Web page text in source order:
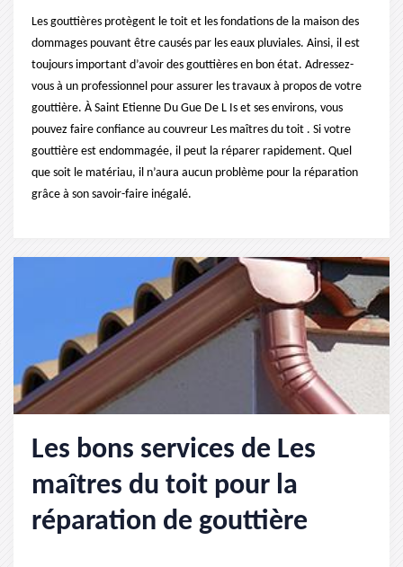
Les gouttières protègent le toit et les fondations de la maison des
dommages pouvant être causés par les eaux pluviales. Ainsi, il est
toujours important d’avoir des gouttières en bon état. Adressez-
vous à un professionnel pour assurer les travaux à propos de votre
gouttière. À Saint Etienne Du Gue De L Is et ses environs, vous
pouvez faire confiance au couvreur Les maîtres du toit . Si votre
gouttière est endommagée, il peut la réparer rapidement. Quel
que soit le matériau, il n’aura aucun problème pour la réparation
grâce à son savoir-faire inégalé.
Les bons services de Les
maîtres du toit pour la
réparation de gouttière